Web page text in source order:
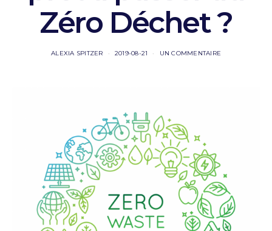
Zéro Déchet ?
ALEXIA SPITZER 2019-08-21 UN COMMENTAIRE